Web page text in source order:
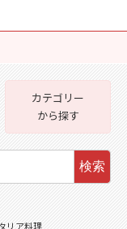
カテゴリー
から探す
検索
リア料理